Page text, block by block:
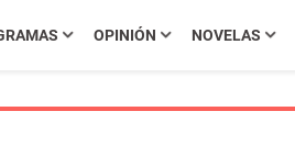
OPINIÓN NOVELAS